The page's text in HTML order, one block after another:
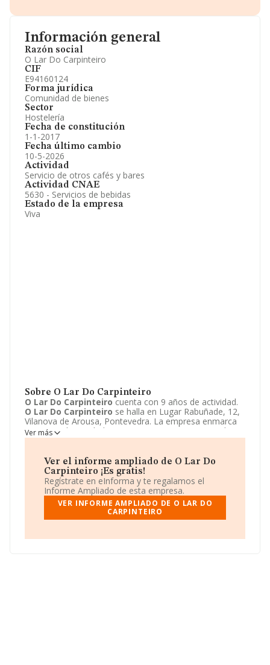
Información general
Razón social
O Lar Do Carpinteiro
CIF
E94160124
Forma jurídica
Comunidad de bienes
Sector
Hostelería
Fecha de constitución
1-1-2017
Fecha último cambio
10-5-2026
Actividad
Servicio de otros cafés y bares
Actividad CNAE
5630 - Servicios de bebidas
Estado de la empresa
Viva
Sobre O Lar Do Carpinteiro
O Lar Do Carpinteiro cuenta con 9 años de actividad.
O Lar Do Carpinteiro se halla en Lugar Rabuñade, 12,
Vilanova de Arousa, Pontevedra. La empresa enmarca
su principal actividad CNAE como 5630 - Servicios de
bebidas.O Lar Do Carpinteirotoma la forma jurídica
http://www.olardocarpinterio.espodrá encontrar más
información acerca de la empresa
Carpinteiro.
Ver más
Ver el informe ampliado de O Lar Do
Carpinteiro ¡Es gratis!
Regístrate en eInforma y te regalamos el
Informe Ampliado de esta empresa.
VER INFORME AMPLIADO DE O LAR DO
CARPINTEIRO
Información oficial y registral complementaria.